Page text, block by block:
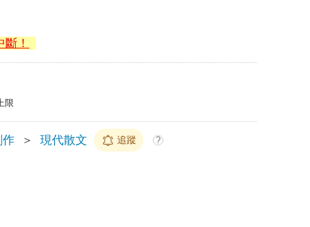
！
限
作 ＞ 現代散文 追蹤 ?